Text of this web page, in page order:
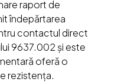
raport de
îndepărtarea
contactul direct
9637.002 și este
oferă o
rezistența.